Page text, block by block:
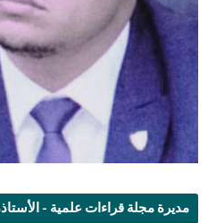
مديرة مجلة قراءات علمية -